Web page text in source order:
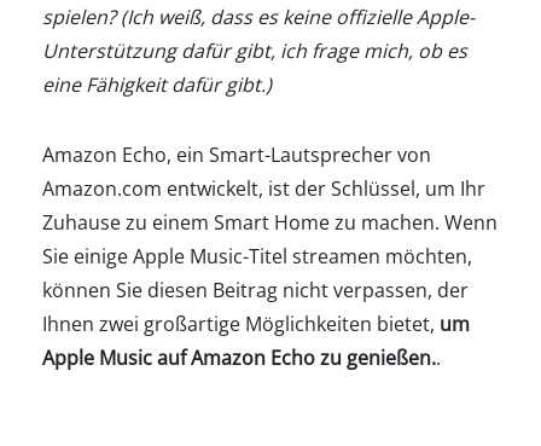
spielen? (Ich weiß, dass es keine offizielle Apple-
Unterstützung dafür gibt, ich frage mich, ob es
eine Fähigkeit dafür gibt.)
Amazon Echo, ein Smart-Lautsprecher von
Amazon.com entwickelt, ist der Schlüssel, um Ihr
Zuhause zu einem Smart Home zu machen. Wenn
Sie einige Apple Music-Titel streamen möchten,
können Sie diesen Beitrag nicht verpassen, der
Ihnen zwei großartige Möglichkeiten bietet, um
Apple Music auf Amazon Echo zu genießen..